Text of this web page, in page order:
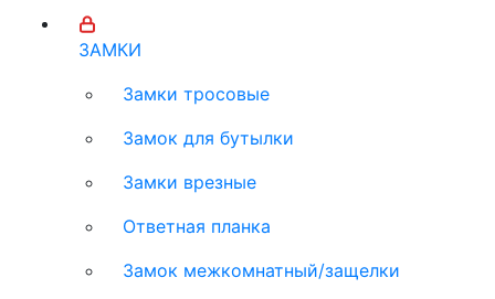
ЗАМКИ
Замки тросовые
Замок для бутылки
Замки врезные
Ответная планка
Замок межкомнатный/защелки